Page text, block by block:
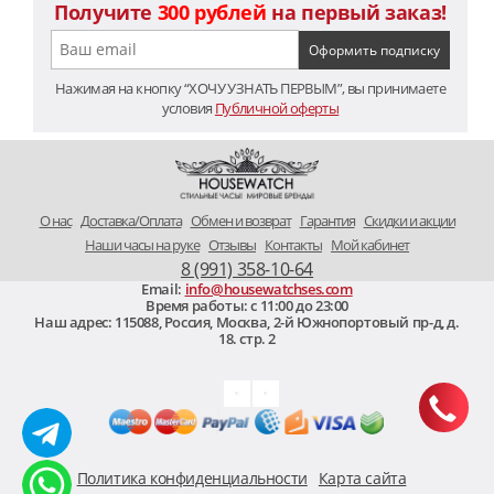
Получите 300 рублей на первый заказ!
Нажимая на кнопку “ХОЧУ УЗНАТЬ ПЕРВЫМ”, вы принимаете
условия Публичной оферты
O нас Доставка/Оплата Обмен и возврат Гарантия Скидки и акции
Наши часы на руке Отзывы Контакты Мой кабинет
8 (991) 358-10-64
Политика конфиденциальности Карта сайта
Email: info@housewatchses.com
Время работы: c 11:00 до 23:00
Наш адрес: 115088,Россия, Москва,2-й Южнопортовый пр-д, д.
18. стр. 2